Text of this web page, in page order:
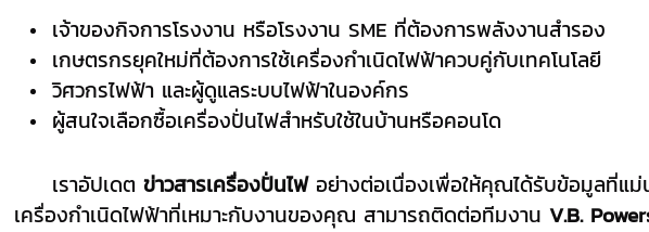
เจ้าของกิจการโรงงาน หรือโรงงาน SME ที่ต้องการพลังงานสำรอง
เกษตรกรยุคใหม่ที่ต้องการใช้เครื่องกำเนิดไฟฟ้าควบคู่กับเทคโนโลยี
วิศวกรไฟฟ้า และผู้ดูแลระบบไฟฟ้าในองค์กร
ผู้สนใจเลือกซื้อเครื่องปั่นไฟสำหรับใช้ในบ้านหรือคอนโด
เราอัปเดตข่าวสารเครื่องปั่นไฟอย่างต่อเนื่องเพื่อให้คุณได้รับข้อมูลที่แม่
เครื่องกำเนิดไฟฟ้าที่เหมาะกับงานของคุณ สามารถติดต่อทีมงานV.B.